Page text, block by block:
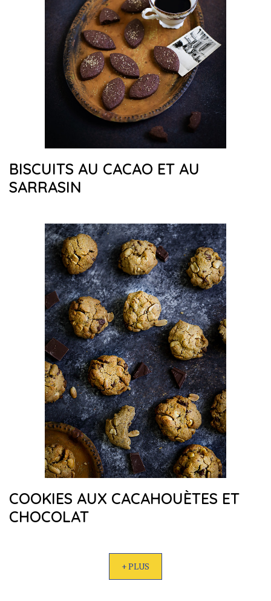
BISCUITS AU CACAO ET AU
SARRASIN
COOKIES AUX CACAHOUÈTES ET
CHOCOLAT
+ PLUS